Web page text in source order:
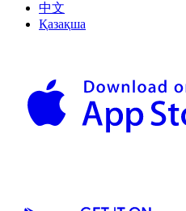
中文
Қазақша